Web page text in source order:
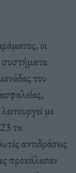
οι
συστήματα
του
με
τα
αντιδράσεις
προκάλεσαν